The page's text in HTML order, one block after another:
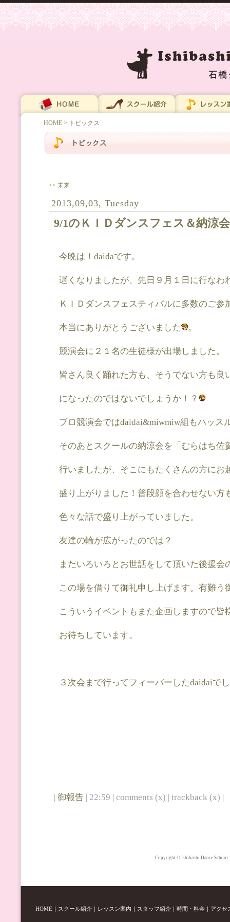
HOME > トピックス
<< 未来
2013,09,03, Tuesday
9/1のＫＩＤダンスフェス＆納涼
今晩は！daidaです。
遅くなりましたが、先日９月１日に行なわ
ＫＩＤダンスフェスティバルに多数のご参
本当にありがとうございました 。
競演会に２１名の生徒様が出場しました。
皆さん良く踊れた方も、そうでない方も良
になったのではないでしょうか！？
プロ競演会ではdaidai&miwmiw組もハッス
そのあとスクールの納涼会を「むらはち佐
行いましたが、そこにもたくさんの方にお
盛り上がりました！普段顔を合わせない方
色々な話で盛り上がっていました。
友達の輪が広がったのでは？
またいろいろとお世話をして頂いた後援会
この場を借りて御礼申し上げます。有難う
こういうイベントもまた企画しますので皆
お待ちしています。
３次会まで行ってフィーバーしたdaidaiで
| 御報告 | 22:59 | comments (x) | trackback (x) |
Copyright © Ishibashi Dance
HOME ｜ スクール紹介 ｜ レッスン案内 ｜ スタッフ紹介 ｜ 時間・料金 ｜ アクセ